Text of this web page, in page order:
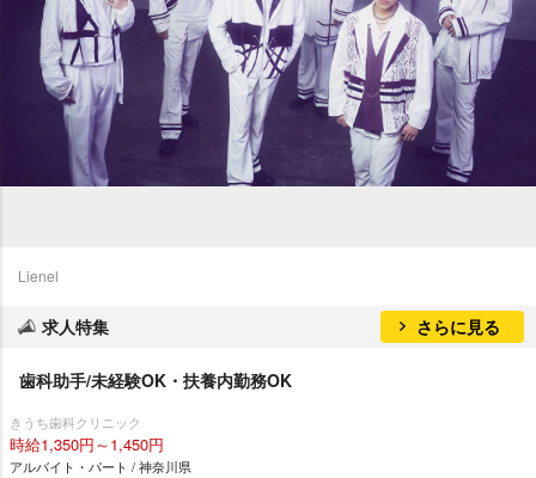
Lienel
求人特集 さらに見る
歯科助手/未経験OK・扶養内勤務OK
きうち歯科クリニック
時給1,350円～1,450円
アルバイト・パート / 神奈川県